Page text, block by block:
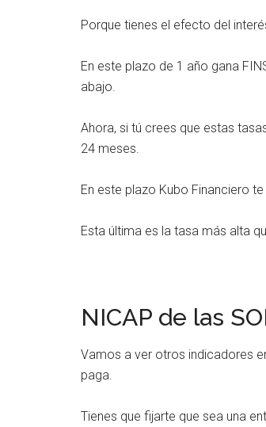
Porque tienes el efecto del
En este plazo de 1 año gana
abajo.
Ahora, si tú crees que estas
24 meses.
En este plazo Kubo Financiero
Esta última es la tasa más alta
NICAP de las
Vamos a ver otros indicadores
paga.
Tienes que fijarte que sea una